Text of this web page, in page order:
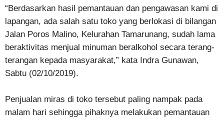
“Berdasarkan hasil pemantauan dan pengawasan kami di
lapangan, ada salah satu toko yang berlokasi di bilangan
Jalan Poros Malino, Kelurahan Tamarunang, sudah lama
beraktivitas menjual minuman beralkohol secara terang-
terangan kepada masyarakat,” kata Indra Gunawan,
Sabtu (02/10/2019).
Penjualan miras di toko tersebut paling nampak pada
malam hari sehingga pihaknya melakukan pemantauan